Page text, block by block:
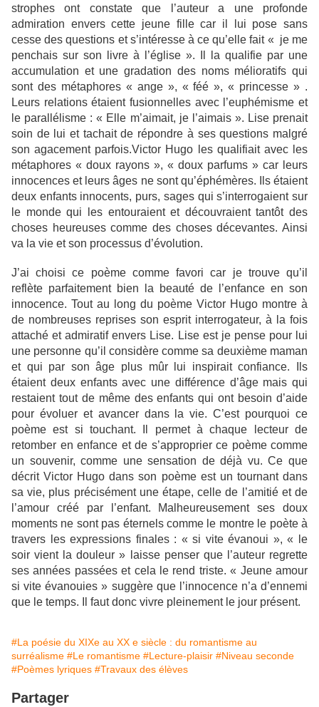
strophes ont constate que l’auteur a une profonde
admiration envers cette jeune fille car il lui pose sans
cesse des questions et s’intéresse à ce qu’elle fait « je me
penchais sur son livre à l’église ». Il la qualifie par une
accumulation et une gradation des noms mélioratifs qui
sont des métaphores « ange », « féé », « princesse » .
Leurs relations étaient fusionnelles avec l’euphémisme et
le parallélisme : « Elle m’aimait, je l’aimais ». Lise prenait
soin de lui et tachait de répondre à ses questions malgré
son agacement parfois.Victor Hugo les qualifiait avec les
métaphores « doux rayons », « doux parfums » car leurs
innocences et leurs âges ne sont qu’éphémères. Ils étaient
deux enfants innocents, purs, sages qui s’interrogaient sur
le monde qui les entouraient et découvraient tantôt des
choses heureuses comme des choses décevantes. Ainsi
va la vie et son processus d’évolution.
J’ai choisi ce poème comme favori car je trouve qu’il
reflète parfaitement bien la beauté de l’enfance en son
innocence. Tout au long du poème Victor Hugo montre à
de nombreuses reprises son esprit interrogateur, à la fois
attaché et admiratif envers Lise. Lise est je pense pour lui
une personne qu’il considère comme sa deuxième maman
et qui par son âge plus mûr lui inspirait confiance. Ils
étaient deux enfants avec une différence d’âge mais qui
restaient tout de même des enfants qui ont besoin d’aide
pour évoluer et avancer dans la vie. C’est pourquoi ce
poème est si touchant. Il permet à chaque lecteur de
retomber en enfance et de s’approprier ce poème comme
un souvenir, comme une sensation de déjà vu. Ce que
décrit Victor Hugo dans son poème est un tournant dans
sa vie, plus précisément une étape, celle de l’amitié et de
l’amour créé par l’enfant. Malheureusement ses doux
moments ne sont pas éternels comme le montre le poète à
travers les expressions finales : « si vite évanoui », « le
soir vient la douleur » laisse penser que l’auteur regrette
ses années passées et cela le rend triste. « Jeune amour
si vite évanouies » suggère que l’innocence n’a d’ennemi
que le temps. Il faut donc vivre pleinement le jour présent.
#La poésie du XIXe au XX e siècle : du romantisme au
surréalisme #Le romantisme #Lecture-plaisir #Niveau seconde
#Poèmes lyriques #Travaux des élèves
Partager